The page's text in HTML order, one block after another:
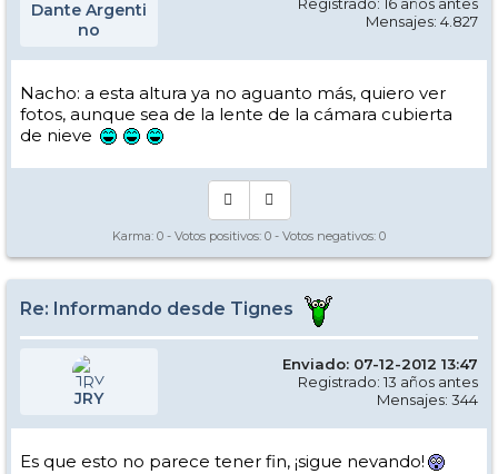
Dante Argenti
no
Mensajes: 4.827
Nacho: a esta altura ya no aguanto más, quiero ver
fotos, aunque sea de la lente de la cámara cubierta
de nieve
Karma: 0 - Votos positivos: 0 - Votos negativos: 0
Re: Informando desde Tignes
JRY
Enviado: 07-12-2012 13:47
Registrado: 13 años antes
Mensajes: 344
Es que esto no parece tener fin, ¡sigue nevando!